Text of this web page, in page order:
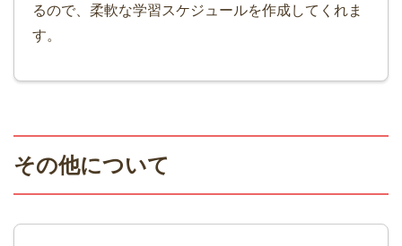
るので、柔軟な学習スケジュールを作成してくれま
す。
その他について